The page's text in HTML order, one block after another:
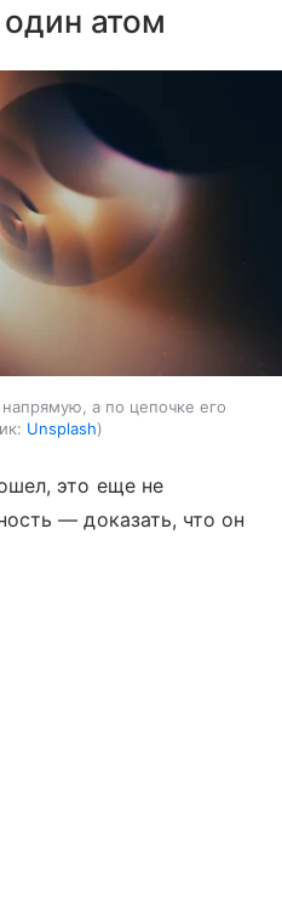
атом
а по цепочке его
Unsplash
это еще не
— доказать, что он